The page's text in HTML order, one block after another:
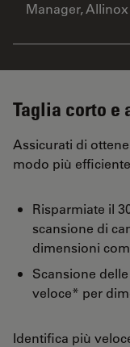
Manager,
Taglia corto
Assicurati di
modo più
Risparmiate il
scansione di
dimensioni
Scansione
veloce* per
Identifica più